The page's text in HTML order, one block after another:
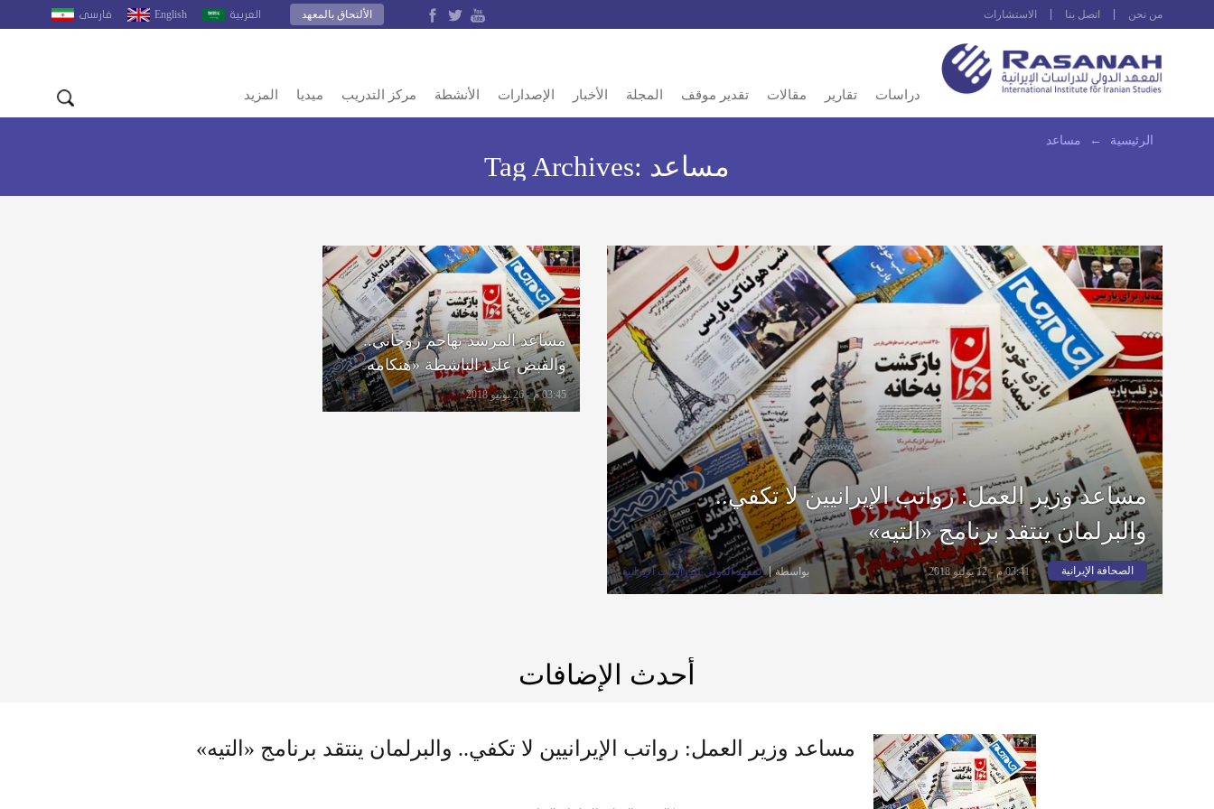
من نحن اتصل بنا الاستشارات العربية English فارسى الألتحاق بالمعهد
دراسات تقارير مقالات تقدير موقف المجلة الأخبار الإصدارات الأنشطة مركز التدريب ميديا المزيد
الرئيسية ← مساعد
Tag Archives: مساعد
مساعد وزير العمل: رواتب الإيرانيين لا تكفي..
والبرلمان ينتقد برنامج «التيه»
الصحافة الإيرانية 03:41 م - 12 يوليو 2018 بواسطة المعهد الدولي للدراسات الإيرانية
مساعد المرشد يهاجم روحاني..
والقبض على الناشطة «هنكامه
شهيدي»
03:45 م - 26 يونيو 2018
أحدث الإضافات
مساعد وزير العمل: رواتب الإيرانيين لا تكفي.. والبرلمان ينتقد برنامج «التيه»